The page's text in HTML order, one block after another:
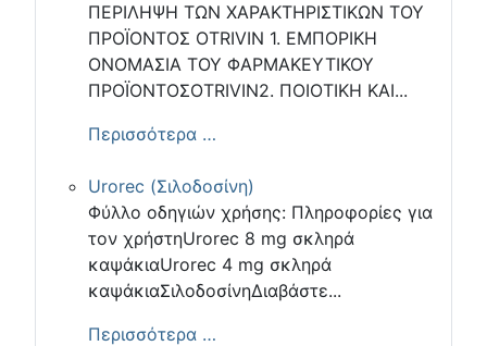
ΠΕΡΙΛΗΨΗ ΤΩΝ ΧΑΡΑΚΤΗΡΙΣΤΙΚΩΝ ΤΟΥ
ΠΡΟΪΟΝΤΟΣ OTRIVIN 1. ΕΜΠΟΡΙΚΗ
ΟΝΟΜΑΣΙΑ ΤΟΥ ΦΑΡΜΑΚΕΥΤΙΚΟΥ
ΠΡΟΪΟΝΤΟΣOTRIVIN2. ΠΟΙΟΤΙΚΗ ΚΑΙ...
Περισσότερα …
Urorec (Σιλοδοσίνη)
Φύλλο οδηγιών χρήσης: Πληροφορίες για
τον χρήστηUrorec 8 mg σκληρά
καψάκιαUrorec 4 mg σκληρά
καψάκιαΣιλοδοσίνηΔιαβάστε...
Περισσότερα …